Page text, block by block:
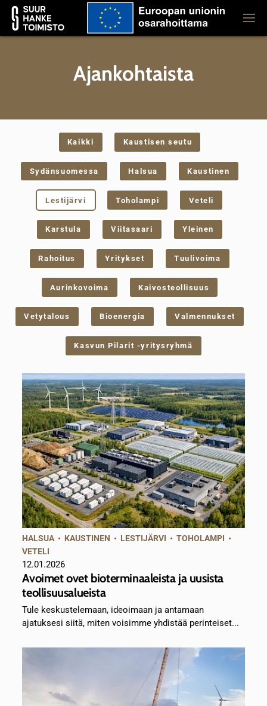
Ajankohtaista
Kaikki Kaustisen seutu
Sydänsuomessa Halsua Kaustinen
Lestijärvi Toholampi Veteli
Karstula Viitasaari Yleinen
Rahoitus Yritykset Tuulivoima
Aurinkovoima Kaivosteollisuus
Vetytalous Bioenergia Valmennukset
Kasvun Pilarit -yritysryhmä
HALSUA • KAUSTINEN • LESTIJÄRVI •TOHOLAMPI •
VETELI
12.01.2026
Avoimet ovet bioterminaaleista ja uusista
teollisuusalueista
Tule keskustelemaan, ideoimaan ja antamaan
ajatuksesi siitä, miten voisimme yhdistää perinteiset...